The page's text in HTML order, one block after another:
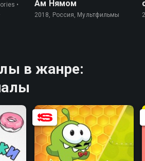
•
Ам Нямом
2018, Россия, Мультфильмы
в жанре: